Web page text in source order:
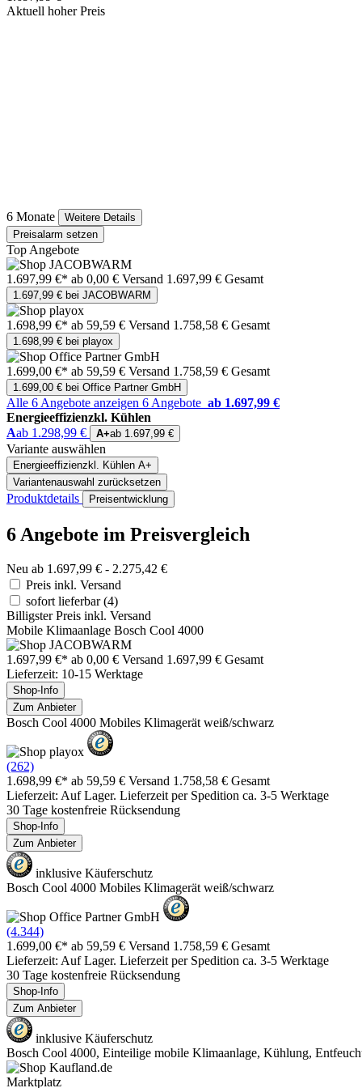
Aktuell hoher Preis
6 Monate
Weitere Details
Preisalarm setzen
Top Angebote
1.697,99 €* ab 0,00 € Versand 1.697,99 € Gesamt
1.697,99 € bei JACOBWARM
1.698,99 €* ab 59,59 € Versand 1.758,58 € Gesamt
1.698,99 € bei playox
1.699,00 €* ab 59,59 € Versand 1.758,59 € Gesamt
1.699,00 € bei Office Partner GmbH
Alle 6 Angebote anzeigen 6 Angebote ab 1.697,99 €
Energieeffizienzkl. Kühlen
Aab 1.298,99 € A+ab 1.697,99 €
Variante auswählen
Energieeffizienzkl. Kühlen A+
Variantenauswahl zurücksetzen
Produktdetails Preisentwicklung
6 Angebote im Preisvergleich
Neu ab 1.697,99 € - 2.275,42 €
Preis inkl. Versand
sofort lieferbar(4)
Billigster Preis inkl. Versand
Mobile Klimaanlage Bosch Cool 4000
1.697,99 €* ab 0,00 € Versand 1.697,99 € Gesamt
Lieferzeit: 10-15 Werktage
Shop-Info
Zum Anbieter
Bosch Cool 4000 Mobiles Klimagerät weiß/schwarz
(262)
1.698,99 €* ab 59,59 € Versand 1.758,58 € Gesamt
Lieferzeit: Auf Lager. Lieferzeit per Spedition ca. 3-5 Werktage
30 Tage kostenfreie Rücksendung
Shop-Info
Zum Anbieter
inklusive Käuferschutz
Bosch Cool 4000 Mobiles Klimagerät weiß/schwarz
(4.344)
1.699,00 €* ab 59,59 € Versand 1.758,59 € Gesamt
Lieferzeit: Auf Lager. Lieferzeit per Spedition ca. 3-5 Werktage
30 Tage kostenfreie Rücksendung
Shop-Info
Zum Anbieter
inklusive Käuferschutz
Bosch Cool 4000, Einteilige mobile Klimaanlage, Kühlung,
Marktplatz